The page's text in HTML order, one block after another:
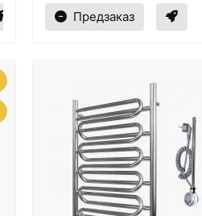
Предзаказ